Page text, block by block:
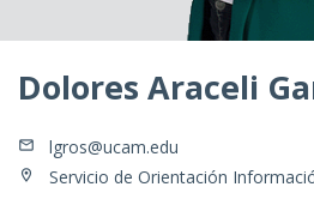
Dolores Araceli
lgros@ucam.edu
Servicio de Orientación